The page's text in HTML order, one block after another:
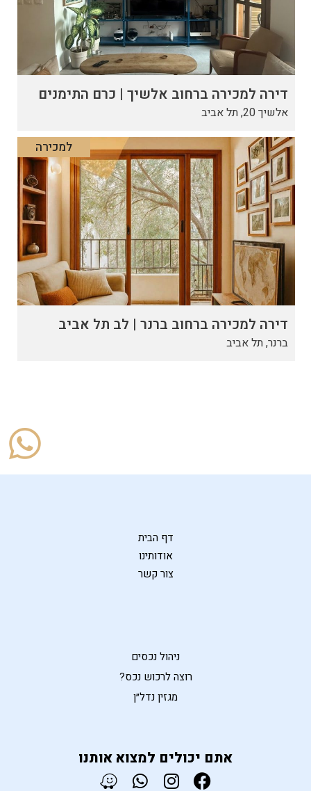
דירה למכירה ברחוב אלשיך | כרם התימנים
אלשיך 20, תל אביב
למכירה
דירה למכירה ברחוב ברנר | לב תל אביב
ברנר, תל אביב
דף הבית
אודותינו
צור קשר
ניהול נכסים
רוצה לרכוש נכס?
מגזין נדל״ן
אתם יכולים למצוא אותנו